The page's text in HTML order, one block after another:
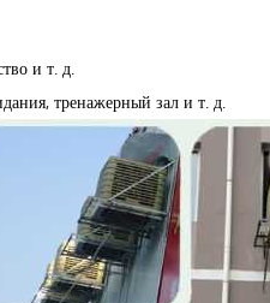
и т. д.
тренажерный зал и т. д.